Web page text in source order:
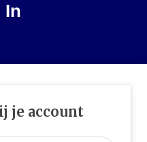
In
je account